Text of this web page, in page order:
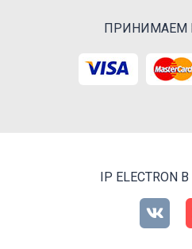
ПРИНИМАЕМ
IP ELECTRON